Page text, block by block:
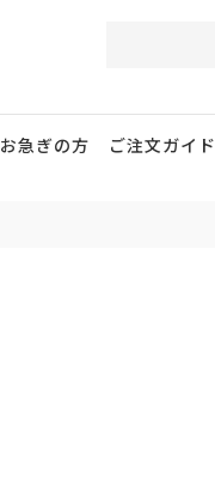
ご注文ガイド
お急ぎの方